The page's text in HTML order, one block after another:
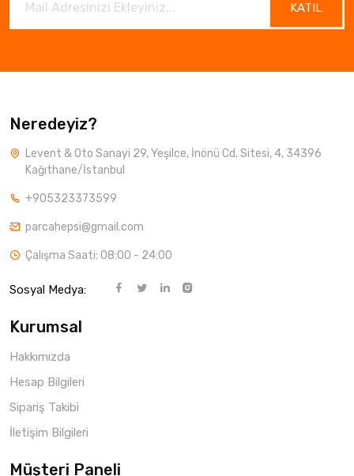
KATIL
Neredeyiz?
Levent & Oto Sanayi 29, Yeşilce, İnönü Cd. Sitesi, 4, 34396
Kağıthane/İstanbul
+905323373599
parcahepsi@gmail.com
Çalışma Saati: 08:00 - 24:00
Sosyal Medya:
Kurumsal
Hakkımızda
Hesap Bilgileri
Sipariş Takibi
İletişim Bilgileri
Müşteri Paneli